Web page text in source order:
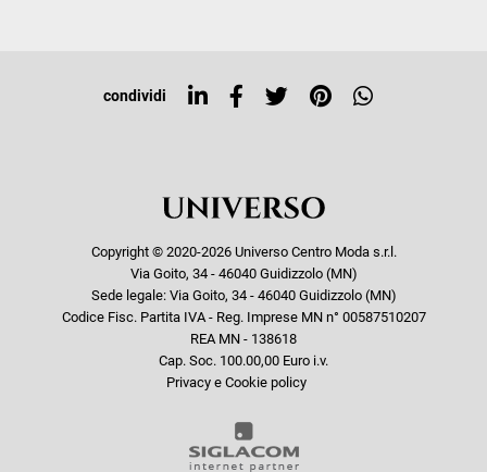
Top ricerche
condividi
Copyright © 2020-2026 Universo Centro Moda s.r.l.
Via Goito, 34 - 46040 Guidizzolo (MN)
Sede legale: Via Goito, 34 - 46040 Guidizzolo (MN)
Codice Fisc. Partita IVA - Reg. Imprese MN n° 00587510207
REA MN - 138618
Cap. Soc. 100.00,00 Euro i.v.
Privacy e Cookie policy